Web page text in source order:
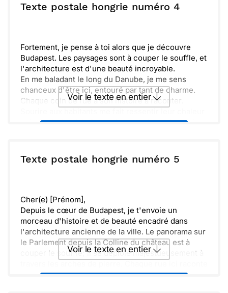
retrouver pour échanger nos souvenirs et nos
ou : Copier Recevoir par mail
Texte postale hongrie numéro 4
Fortement, je pense à toi alors que je découvre
Budapest. Les paysages sont à couper le souffle, et
l'architecture est d'une beauté incroyable.
En me baladant le long du Danube, je me sens
chanceux d'être ici, entouré par tant de charme.
Chaque coin de rue a son histoire à raconter.
et leur générosité. Cette ville a quelque chose de
tout cela ensemble. Prends soin de toi !
Voir le texte en entier
ou : Copier Recevoir par mail
Texte postale hongrie numéro 5
Cher(e) [Prénom],
Depuis le cœur de Budapest, je t'envoie un
morceau d'histoire et de beauté encadré dans
l'architecture ancienne de la ville. Le panorama sur
le Parlement depuis la Colline du château est à
couper le souffle; il se déploie majestueusement à
sa propre histoire, un mélange enivrant d'art, de
Voir le texte en entier